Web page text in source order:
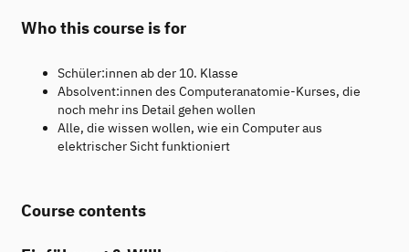
Who this course is for
Schüler:innen ab der 10. Klasse
Absolvent:innen des Computeranatomie-Kurses, die
noch mehr ins Detail gehen wollen
Alle, die wissen wollen, wie ein Computer aus
elektrischer Sicht funktioniert
Course contents